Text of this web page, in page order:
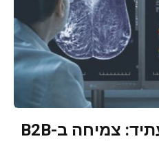
LG חושפת חזון לעתיד: צמיחה ב-B2B